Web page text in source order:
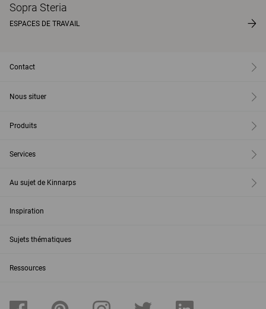
Sopra Steria
ESPACES DE TRAVAIL
Contact
Nous situer
Produits
Services
Au sujet de Kinnarps
Inspiration
Sujets thématiques
Ressources